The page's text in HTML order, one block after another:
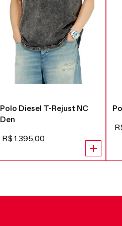
Polo Diesel T-Rejust NC
Den
R$ 1.395,00